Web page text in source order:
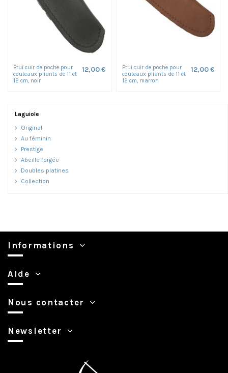
Étui cuir de poche pour
couteaux pliants de 11 et
12 cm, noir
12,00 €
Étui cuir de poche pour
couteaux pliants de 11 et
12 cm, marron
12,00 €
Laguiole
Original
Au féminin
Prestige
Abeille forgée
Doubles platines
Collection
Informations
Aide
Nous contacter
Newsletter